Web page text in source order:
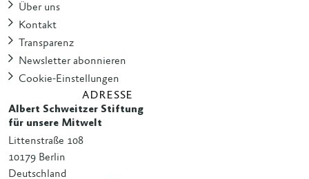
Über uns
Kontakt
Transparenz
Newsletter abonnieren
Cookie-Einstellungen
ADRESSE
Albert Schweitzer Stiftung
für unsere Mitwelt
Littenstraße 108
10179 Berlin
Deutschland